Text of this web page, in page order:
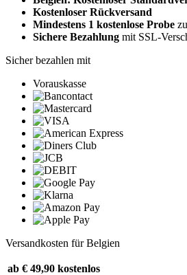
Kostenloser Rückversand
Mindestens 1 kostenlose Probe
Sichere Bezahlung mit SSL-
Sicher bezahlen mit
Vorauskasse
Versandkosten für Belgien
ab € 49,90 kostenlos